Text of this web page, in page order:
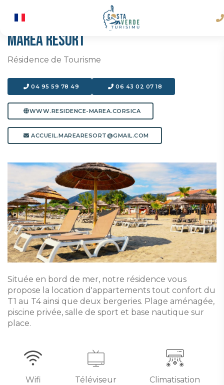
MAREA RESORT
Résidence de Tourisme
04 95 59 78 49 06 43 02 07 18
WWW.RESIDENCE-MAREA.CORSICA
ACCUEIL.MAREARESORT@GMAIL.COM
Située en bord de mer, notre résidence vous
propose la location d'appartements tout confort du
T1 au T4 ainsi que deux bergeries. Plage aménagée,
piscine privée, salle de sport et base nautique sur
place.
Wifi Téléviseur Climatisation